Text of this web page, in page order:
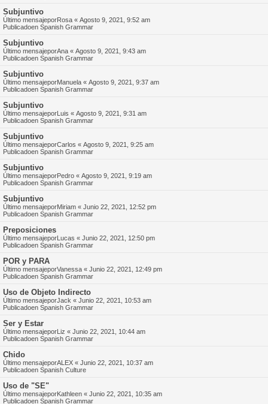
Subjuntivo
Último mensajeporRosa « Agosto 9, 2021, 9:52 am
Publicadoen Spanish Grammar
Subjuntivo
Último mensajeporAna « Agosto 9, 2021, 9:43 am
Publicadoen Spanish Grammar
Subjuntivo
Último mensajeporManuela « Agosto 9, 2021, 9:37 am
Publicadoen Spanish Grammar
Subjuntivo
Último mensajeporLuis « Agosto 9, 2021, 9:31 am
Publicadoen Spanish Grammar
Subjuntivo
Último mensajeporCarlos « Agosto 9, 2021, 9:25 am
Publicadoen Spanish Grammar
Subjuntivo
Último mensajeporPedro « Agosto 9, 2021, 9:19 am
Publicadoen Spanish Grammar
Subjuntivo
Último mensajeporMiriam « Junio 22, 2021, 12:52 pm
Publicadoen Spanish Grammar
Preposiciones
Último mensajeporLucas « Junio 22, 2021, 12:50 pm
Publicadoen Spanish Grammar
POR y PARA
Último mensajeporVanessa « Junio 22, 2021, 12:49 pm
Publicadoen Spanish Grammar
Uso de Objeto Indirecto
Último mensajeporJack « Junio 22, 2021, 10:53 am
Publicadoen Spanish Grammar
Ser y Estar
Último mensajeporLiz « Junio 22, 2021, 10:44 am
Publicadoen Spanish Grammar
Chido
Último mensajeporALEX « Junio 22, 2021, 10:37 am
Publicadoen Spanish Culture
Uso de "SE"
Último mensajeporKathleen « Junio 22, 2021, 10:35 am
Publicadoen Spanish Grammar